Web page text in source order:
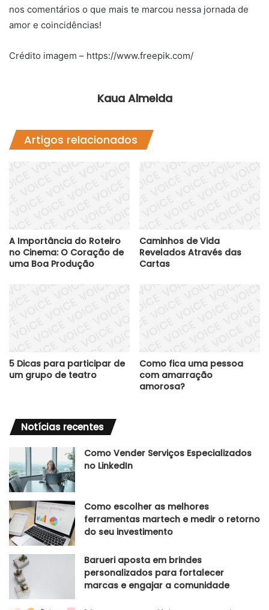
nos comentários o que mais te marcou nessa jornada de
amor e coincidências!
Crédito imagem – https://www.freepik.com/
Kaua Almeida
Artigos relacionados
A Importância do Roteiro
no Cinema: O Coração de
uma Boa Produção
Caminhos de Vida
Revelados Através das
Cartas
5 Dicas para participar de
um grupo de teatro
Como fica uma pessoa
com amarração
amorosa?
Notícias recentes
Como Vender Serviços Especializados
no LinkedIn
Como escolher as melhores
ferramentas martech e medir o retorno
do seu investimento
Barueri aposta em brindes
personalizados para fortalecer
marcas e engajar a comunidade